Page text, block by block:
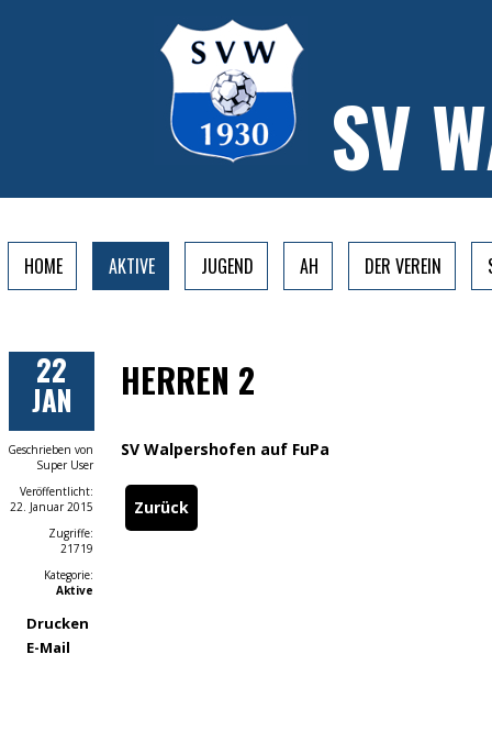
SV
HOME AKTIVE JUGEND AH DER VEREIN
22
JAN
Geschrieben von
Super User
Veröffentlicht:
22. Januar 2015
Zugriffe:
21719
Kategorie:
Aktive
Drucken
E-Mail
HERREN 2
SV Walpershofen auf FuPa
Zurück